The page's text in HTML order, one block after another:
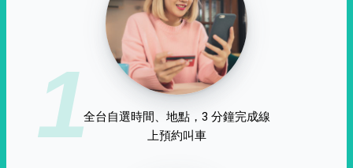
1全台自選時間、地點，3 分鐘完成線
上預約叫車